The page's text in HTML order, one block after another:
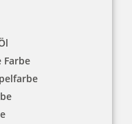
Farbe